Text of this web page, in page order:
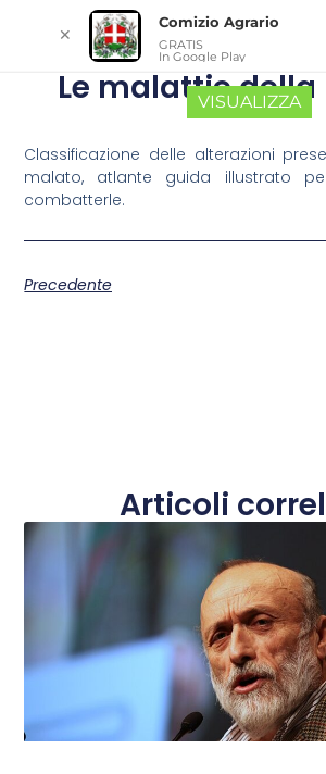
Le malattie
Classificazione delle alterazioni
malato, atlante guida illustrato
combatterle.
Precedente
Articoli
✕
Comizio Agrario
GRATIS
In Google Play
VISUALIZZA